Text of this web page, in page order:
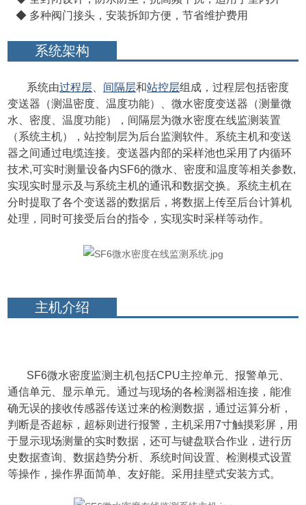
◆ 多种阀门接头，安装拆卸方便，节省维护费用
系统架构
系统由过程层 间隔层和站控层组成，过程层包括密度
变送器（测温密度、温度功能）、微水密度变送器（测量微
水、密度、温度功能），间隔层为微水密度在线监测装置
（系统主机），站控制层为后台监测软件。系统主机和变送
器之间通过电缆连接。变送器内部的采样池也采用了内循环
技术,可实时测量设备内SF6的微水、密度和温度等相关参数,
实现实时显示及与系统主机的通讯和数据交换。系统主机在
分时提取了各个变送器的数据后，将数据上传至后台计算机
处理，同时可接受后台的指令，实现实时采样等动作。
主机介绍
SF6微水密度监测主机包括CPU主控单元、报警单元、
通信单元、显示单元。通过与现场的各检测器相连接，能准
确无误的接收传感器传送过来的检测数据，通过运算分析，
判断是否超标，超标则进行报警，主机采用7寸触摸彩屏，用
于显示现场测量的实时数据，还可与键盘联合作业，进行历
史数据查询、数据趋势分析、系统时间设置、检测模式设置
等操作，操作界面简单、友好能。采用挂壁式安装方式。